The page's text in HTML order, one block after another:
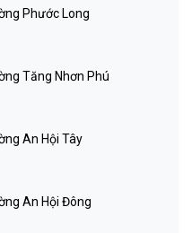
Phước Long
Tăng Nhơn Phú
An Hội Tây
An Hội Đông